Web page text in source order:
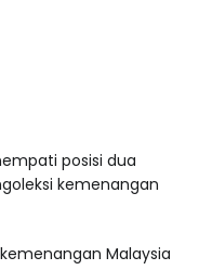
posisi dua
kemenangan
Malaysia